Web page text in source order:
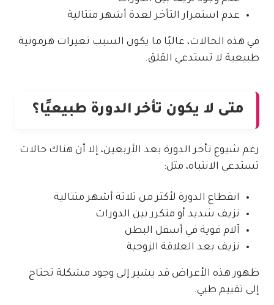
عدم استمرار التأخر لعدة أشهر متتالية
في هذه الحالات، غالبًا ما يكون السبب تغيرات هرمونية
طبيعية لا تستدعي القلق.
متى لا يكون تأخر الدورة طبيعيًا؟
رغم شيوع تأخر الدورة بعد الأربعين، إلا أن هناك حالات
تستدعي الانتباه، مثل:
انقطاع الدورة لأكثر من ثلاثة أشهر متتالية
نزيف شديد أو متكرر بين الدورات
آلام قوية في أسفل البطن
نزيف بعد العلاقة الزوجية
ظهور هذه الأعراض قد يشير إلى وجود مشكلة تحتاج
إلى تقييم طبي.